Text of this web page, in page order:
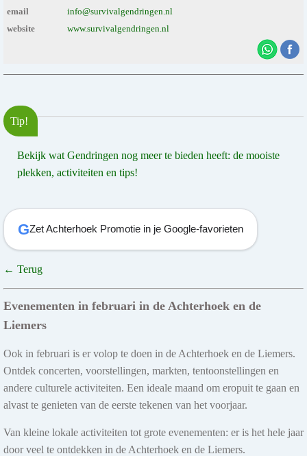
email
info@survivalgendringen.nl
website
www.survivalgendringen.nl
Tip!
Bekijk wat Gendringen nog meer te bieden heeft: de mooiste
plekken, activiteiten en tips!
GZet Achterhoek Promotie in je Google-favorieten
← Terug
Evenementen in februari in de Achterhoek en de
Liemers
Ook in februari is er volop te doen in de Achterhoek en de Liemers.
Ontdek concerten, voorstellingen, markten, tentoonstellingen en
andere culturele activiteiten. Een ideale maand om eropuit te gaan en
alvast te genieten van de eerste tekenen van het voorjaar.
Van kleine lokale activiteiten tot grote evenementen: er is het hele jaar
door veel te ontdekken in de Achterhoek en de Liemers.